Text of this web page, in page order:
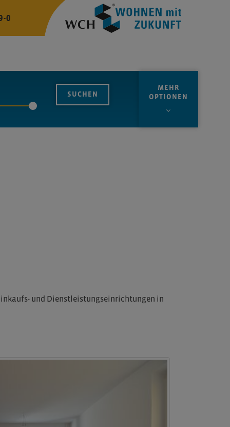
0
MEHR
OPTIONEN
und Dienstleistungseinrichtungen in